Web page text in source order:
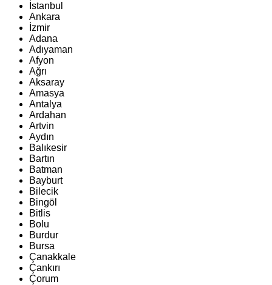
İstanbul
Ankara
İzmir
Adana
Adıyaman
Afyon
Ağrı
Aksaray
Amasya
Antalya
Ardahan
Artvin
Aydın
Balıkesir
Bartın
Batman
Bayburt
Bilecik
Bingöl
Bitlis
Bolu
Burdur
Bursa
Çanakkale
Çankırı
Çorum